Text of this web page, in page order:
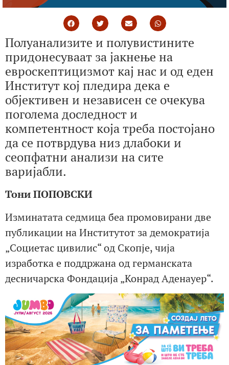
Полуанализите и полувистините
придонесуваат за јакнење на
евроскептицизмот кај нас и од еден
Институт кој пледира дека е
објективен и независен се очекува
поголема доследност и
компетентност која треба постојано
да се потврдува низ длабоки и
сеопфатни анализи на сите
варијабли.
Тони ПОПОВСКИ
Изминатата седмица беа промовирани две
публикации на Институтот за демократија
„Социетас цивилис“ од Скопје, чија
изработка е поддржана од германската
десничарска Фондација „Конрад Аденауер“.